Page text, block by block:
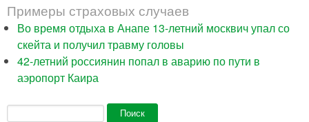
Примеры страховых случаев
Во время отдыха в Анапе 13-летний москвич упал со
скейта и получил травму головы
42-летний россиянин попал в аварию по пути в
аэропорт Каира
Форма поиска
Поиск